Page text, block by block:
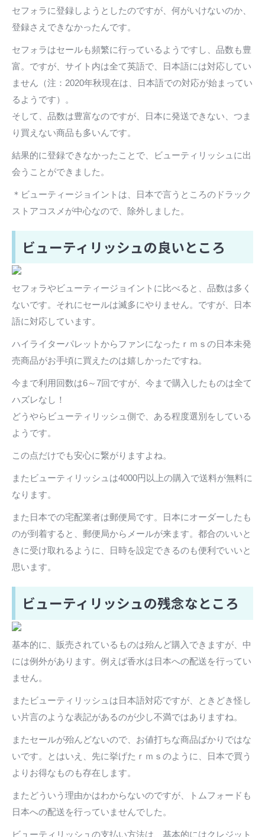
セフォラに登録しようとしたのですが、何がいけないのか、
登録さえできなかったんです。
セフォラはセールも頻繁に行っているようですし、品数も豊
富。ですが、サイト内は全て英語で、日本語には対応してい
ません（注：2020年秋現在は、日本語での対応が始まってい
るようです）。
そして、品数は豊富なのですが、日本に発送できない、つま
り買えない商品も多いんです。
結果的に登録できなかったことで、ビューティリッシュに出
会うことができました。
＊ビューティージョイントは、日本で言うところのドラック
ストアコスメが中心なので、除外しました。
ビューティリッシュの良いところ
セフォラやビューティージョイントに比べると、品数は多く
ないです。それにセールは滅多にやりません。ですが、日本
語に対応しています。
ハイライターパレットからファンになったｒｍｓの日本未発
売商品がお手頃に買えたのは嬉しかったですね。
今まで利用回数は6～7回ですが、今まで購入したものは全て
ハズレなし！
どうやらビューティリッシュ側で、ある程度選別をしている
ようです。
この点だけでも安心に繋がりますよね。
またビューティリッシュは4000円以上の購入で送料が無料に
なります。
また日本での宅配業者は郵便局です。日本にオーダーしたも
のが到着すると、郵便局からメールが来ます。都合のいいと
きに受け取れるように、日時を設定できるのも便利でいいと
思います。
ビューティリッシュの残念なところ
基本的に、販売されているものは殆んど購入できますが、中
には例外があります。例えば香水は日本への配送を行ってい
ません。
またビューティリッシュは日本語対応ですが、ときどき怪し
い片言のような表記があるのが少し不満ではありますね。
またセールが殆んどないので、お値打ちな商品ばかりではな
いです。とはいえ、先に挙げたｒｍｓのように、日本で買う
よりお得なものも存在します。
またどういう理由かはわからないのですが、トムフォードも
日本への配送を行っていませんでした。
ビューティリッシュの支払い方法は、基本的にはクレジット